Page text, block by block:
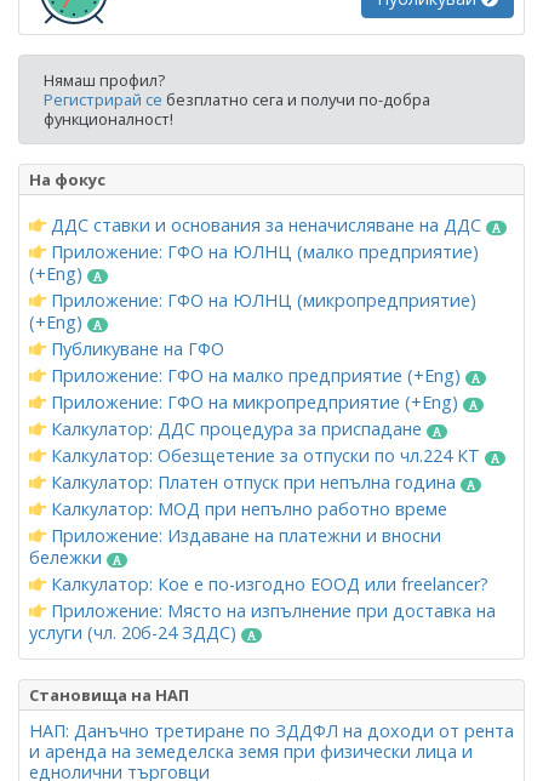
Нямаш профил?
Регистрирай се безплатно сега и получи по-добра
функционалност!
На фокус
ДДС ставки и основания за неначисляване на ДДС
Приложение: ГФО на ЮЛНЦ (малко предприятие)
(+Eng)
Приложение: ГФО на ЮЛНЦ (микропредприятие)
(+Eng)
Публикуване на ГФО
Приложение: ГФО на малко предприятие (+Eng)
Приложение: ГФО на микропредприятие (+Eng)
Калкулатор: ДДС процедура за приспадане
Калкулатор: Обезщетение за отпуски по чл.224 КТ
Калкулатор: Платен отпуск при непълна година
Калкулатор: МОД при непълно работно време
Приложение: Издаване на платежни и вносни
бележки
Калкулатор: Кое е по-изгодно ЕООД или freelancer?
Приложение: Място на изпълнение при доставка на
услуги (чл. 20б-24 ЗДДС)
Становища на НАП
НАП: Данъчно третиране по ЗДДФЛ на доходи от рента
и аренда на земеделска земя при физически лица и
еднолични търговци